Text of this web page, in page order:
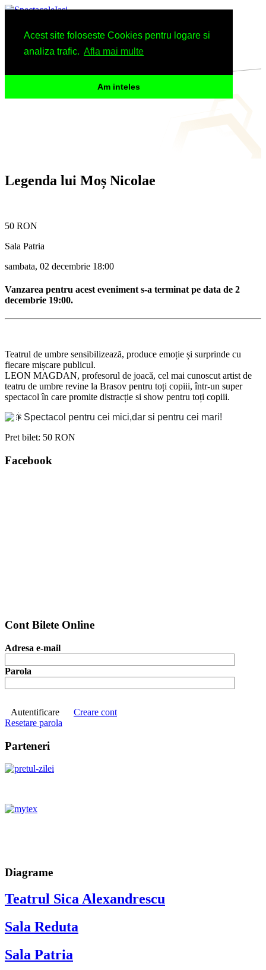
Acest site foloseste Cookies pentru logare si
analiza trafic. Afla mai multe
Am inteles
Spectacole
Arhiva
Informatii
Legenda lui Moș Nicolae
50 RON
Sala Patria
sambata, 02 decembrie 18:00
Vanzarea pentru acest eveniment s-a terminat pe data de 2
decembrie 19:00.
Teatrul de umbre sensibilizează, produce emoție și surprinde cu
fiecare mișcare publicul.
LEON MAGDAN, profesorul de joacă, cel mai cunoscut artist de
teatru de umbre revine la Brasov pentru toți copiii, într-un super
spectacol în care promite distracție si show pentru toți copiii.
Spectacol pentru cei mici,dar si pentru cei mari!
Pret bilet: 50 RON
Facebook
Cont Bilete Online
Adresa e-mail
Parola
Autentificare
Creare cont
Resetare parola
Parteneri
Diagrame
Teatrul Sica Alexandrescu
Sala Reduta
Sala Patria